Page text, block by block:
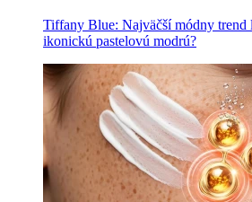
Tiffany Blue: Najväčší módny
ikonickú pastelovú modrú?